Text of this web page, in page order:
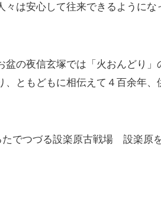
は安心して往来できるようにな
の夜信玄塚では「火おんどり」
ともどもに相伝えて４百余年、
たでつづる設楽原古戦場 設楽原